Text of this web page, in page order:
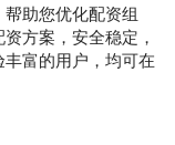
助您优化配资组
方案，安全稳定，
富的用户，均可在